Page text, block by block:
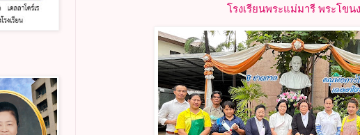
โรงเรียนพระแม่มารี พระโขนง